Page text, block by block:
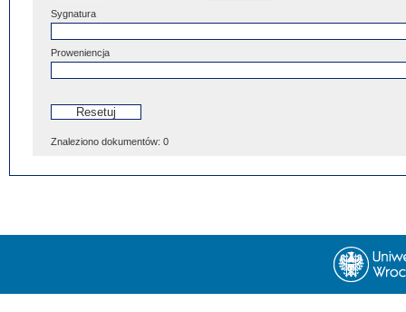
Sygnatura
Proweniencja
Znaleziono dokumentów: 0